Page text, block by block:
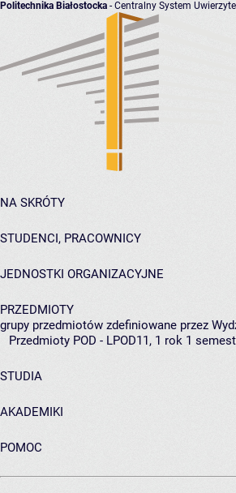
Politechnika Białostocka - Centralny System
NA SKRÓTY
STUDENCI, PRACOWNICY
JEDNOSTKI ORGANIZACYJNE
PRZEDMIOTY
grupy przedmiotów zdefiniowane przez
Przedmioty POD - LPOD11, 1 rok 1
STUDIA
AKADEMIKI
POMOC